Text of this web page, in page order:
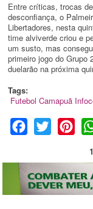
Entre críticas, trocas
desconfiança, o
Libertadores, nesta
time alviverde criou e
um susto, mas
primeiro jogo do Grupo
duelarão na próxima
Tags:
Futebol Camapuã
Facebook
Twitter
1